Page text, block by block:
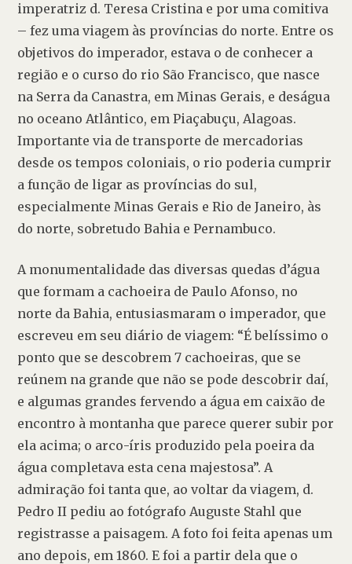
imperatriz d. Teresa Cristina e por uma comitiva
– fez uma viagem às províncias do norte. Entre os
objetivos do imperador, estava o de conhecer a
região e o curso do rio São Francisco, que nasce
na Serra da Canastra, em Minas Gerais, e deságua
no oceano Atlântico, em Piaçabuçu, Alagoas.
Importante via de transporte de mercadorias
desde os tempos coloniais, o rio poderia cumprir
a função de ligar as províncias do sul,
especialmente Minas Gerais e Rio de Janeiro, às
do norte, sobretudo Bahia e Pernambuco.
A monumentalidade das diversas quedas d’água
que formam a cachoeira de Paulo Afonso, no
norte da Bahia, entusiasmaram o imperador, que
escreveu em seu diário de viagem: “É belíssimo o
ponto que se descobrem 7 cachoeiras, que se
reúnem na grande que não se pode descobrir daí,
e algumas grandes fervendo a água em caixão de
encontro à montanha que parece querer subir por
ela acima; o arco-íris produzido pela poeira da
água completava esta cena majestosa”. A
admiração foi tanta que, ao voltar da viagem, d.
Pedro II pediu ao fotógrafo Auguste Stahl que
registrasse a paisagem. A foto foi feita apenas um
ano depois, em 1860. E foi a partir dela que o